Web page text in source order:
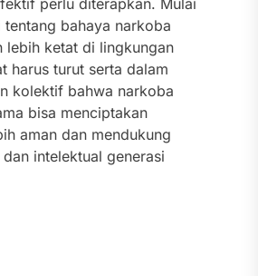
bahaya narkoba
lebih ketat di lingkungan
harus turut serta dalam
kolektif bahwa narkoba
bisa menciptakan
aman dan mendukung
intelektual generasi